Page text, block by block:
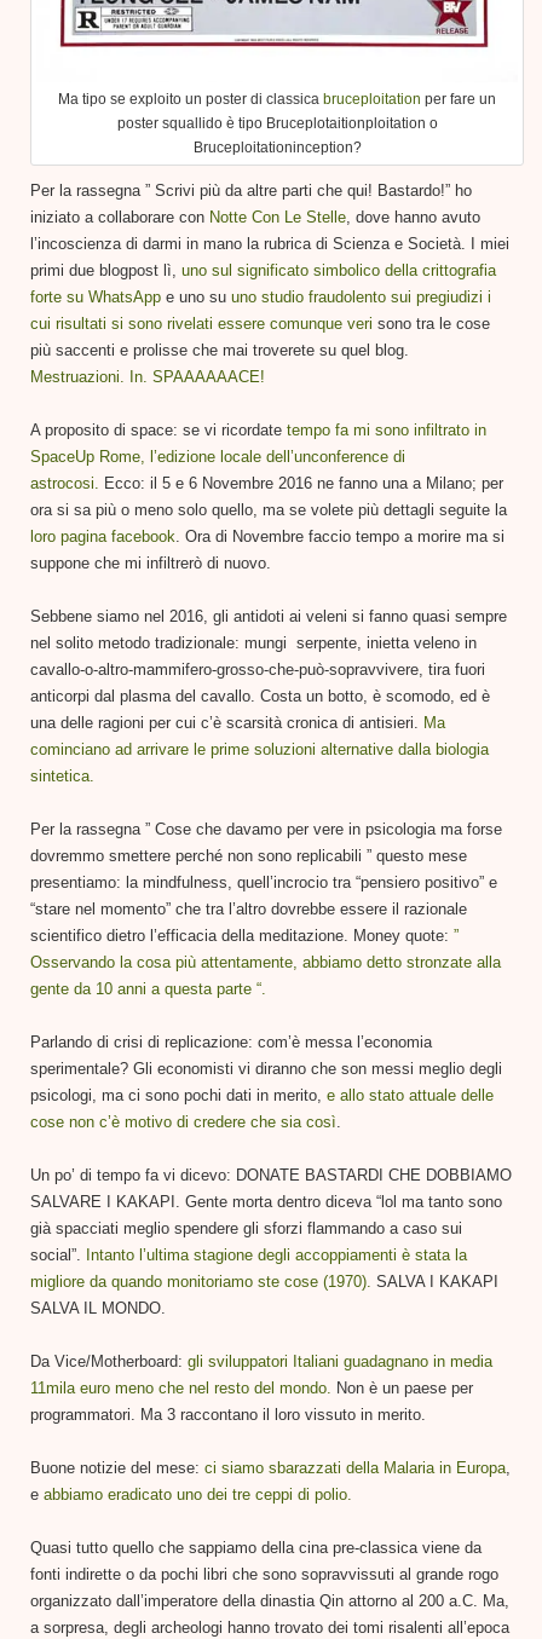
Ma tipo se exploito un poster di classica bruceploitation per fare un
poster squallido è tipo Bruceplotaitionploitation o
Bruceploitationinception?
Per la rassegna ” Scrivi più da altre parti che qui! Bastardo!” ho
iniziato a collaborare con Notte Con Le Stelle, dove hanno avuto
l’incoscienza di darmi in mano la rubrica di Scienza e Società. I miei
primi due blogpost lì, uno sul significato simbolico della crittografia
forte su WhatsApp e uno su uno studio fraudolento sui pregiudizi i
cui risultati si sono rivelati essere comunque veri sono tra le cose
più saccenti e prolisse che mai troverete su quel blog.
Mestruazioni. In. SPAAAAAACE!
A proposito di space: se vi ricordate tempo fa mi sono infiltrato in
SpaceUp Rome, l’edizione locale dell’unconference di
astrocosi. Ecco: il 5 e 6 Novembre 2016 ne fanno una a Milano; per
ora si sa più o meno solo quello, ma se volete più dettagli seguite la
loro pagina facebook. Ora di Novembre faccio tempo a morire ma si
suppone che mi infiltrerò di nuovo.
Sebbene siamo nel 2016, gli antidoti ai veleni si fanno quasi sempre
nel solito metodo tradizionale: mungi serpente, inietta veleno in
cavallo-o-altro-mammifero-grosso-che-può-sopravvivere, tira fuori
anticorpi dal plasma del cavallo. Costa un botto, è scomodo, ed è
una delle ragioni per cui c’è scarsità cronica di antisieri. Ma
cominciano ad arrivare le prime soluzioni alternative dalla biologia
sintetica.
Per la rassegna ” Cose che davamo per vere in psicologia ma forse
dovremmo smettere perché non sono replicabili ” questo mese
presentiamo: la mindfulness, quell’incrocio tra “pensiero positivo” e
“stare nel momento” che tra l’altro dovrebbe essere il razionale
scientifico dietro l’efficacia della meditazione. Money quote: ”
Osservando la cosa più attentamente, abbiamo detto stronzate alla
gente da 10 anni a questa parte “.
Parlando di crisi di replicazione: com’è messa l’economia
sperimentale? Gli economisti vi diranno che son messi meglio degli
psicologi, ma ci sono pochi dati in merito, e allo stato attuale delle
cose non c’è motivo di credere che sia così.
Un po’ di tempo fa vi dicevo: DONATE BASTARDI CHE DOBBIAMO
SALVARE I KAKAPI. Gente morta dentro diceva “lol ma tanto sono
già spacciati meglio spendere gli sforzi flammando a caso sui
social”. Intanto l’ultima stagione degli accoppiamenti è stata la
migliore da quando monitoriamo ste cose (1970). SALVA I KAKAPI
SALVA IL MONDO.
Da Vice/Motherboard: gli sviluppatori Italiani guadagnano in media
11mila euro meno che nel resto del mondo. Non è un paese per
programmatori. Ma 3 raccontano il loro vissuto in merito.
Buone notizie del mese: ci siamo sbarazzati della Malaria in Europa,
e abbiamo eradicato uno dei tre ceppi di polio.
Quasi tutto quello che sappiamo della cina pre-classica viene da
fonti indirette o da pochi libri che sono sopravvissuti al grande rogo
organizzato dall’imperatore della dinastia Qin attorno al 200 a.C. Ma,
a sorpresa, degli archeologi hanno trovato dei tomi risalenti all’epoca